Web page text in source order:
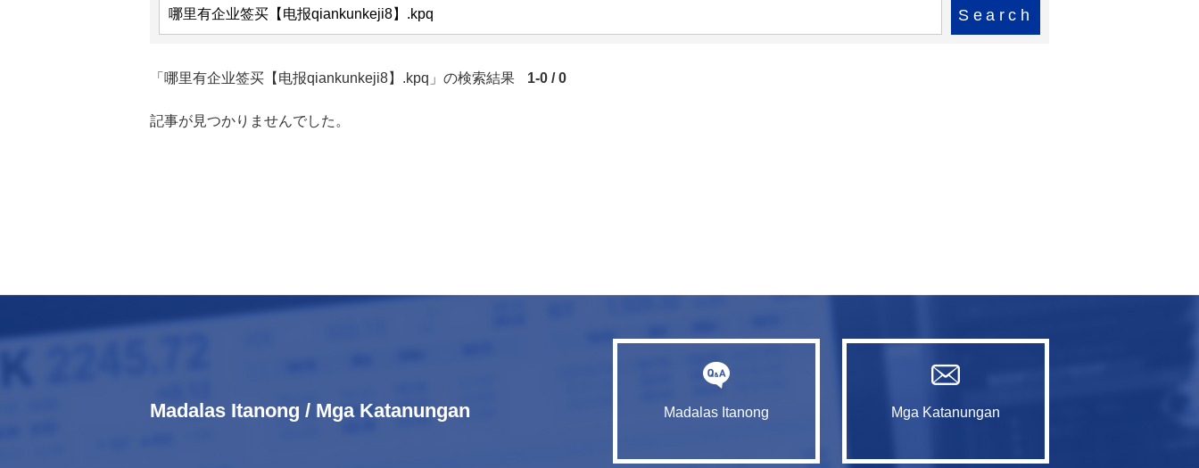
Search
「哪里有企业签买【电报qiankunkeji8】.kpq」の検索結果 1-0 / 0
記事が見つかりませんでした。
Madalas Itanong / Mga Katanungan Madalas Itanong Mga Katanungan